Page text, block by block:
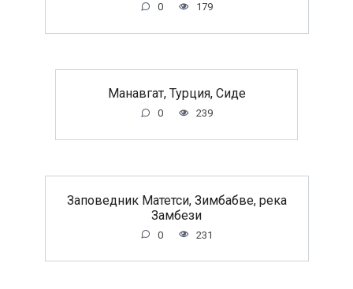
0 179
Манавгат, Турция, Сиде
0 239
Заповедник Матетси, Зимбабве, река
Замбези
0 231